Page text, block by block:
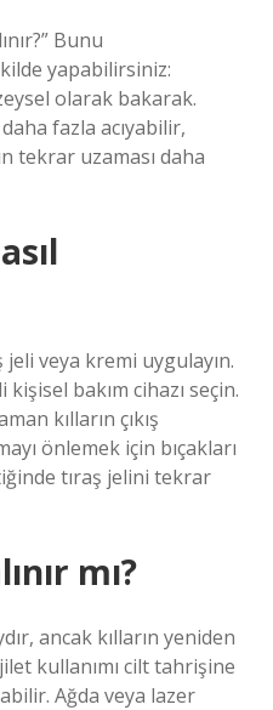
Bunu
yapabilirsiniz:
olarak bakarak.
fazla acıyabilir,
tekrar uzaması daha
jeli veya kremi uygulayın.
bakım cihazı seçin.
kılların çıkış
önlemek için bıçakları
tıraş jelini tekrar
mı?
ancak kılların yeniden
jilet kullanımı cilt tahrişine
Ağda veya lazer